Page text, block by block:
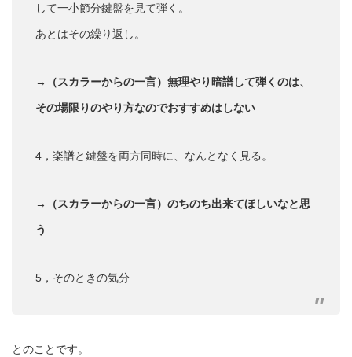
して一小節分鍵盤を見て弾く。
あとはその繰り返し。
→（スカラーからの一言）無理やり暗譜して弾くのは、
その場限りのやり方なのでおすすめはしない
4，楽譜と鍵盤を両方同時に、なんとなく見る。
→（スカラーからの一言）のちのち出来てほしいなと思
う
5，そのときの気分
とのことです。